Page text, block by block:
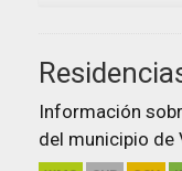
Información
del municipio de